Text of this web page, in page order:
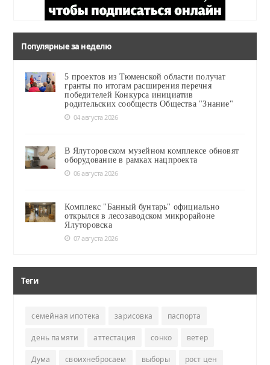
Популярные за неделю
5 проектов из Тюменской области получат
гранты по итогам расширения перечня
победителей Конкурса инициатив
родительских сообществ Общества "Знание"
04 августа 2026
В Ялуторовском музейном комплексе обновят
оборудование в рамках нацпроекта
06 августа 2026
Комплекс "Банный бунтарь" официально
открылся в лесозаводском микрорайоне
Ялуторовска
07 августа 2026
Теги
семейная ипотека зарисовка паспорта
день памяти аттестация сонко ветер
Дума своихнебросаем выборы рост цен